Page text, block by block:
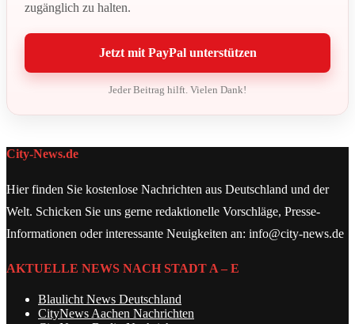
zugänglich zu halten.
Jetzt mit PayPal unterstützen
Jeder Beitrag hilft. Vielen Dank!
City-News.de
Hier finden Sie kostenlose Nachrichten aus Deutschland und der
Welt. Schicken Sie uns gerne redaktionelle Vorschläge, Presse-
Informationen oder interessante Neuigkeiten an: info@city-news.de
AKTUELLE NEWS NACH STADT A – E
Blaulicht News Deutschland
CityNews Aachen Nachrichten